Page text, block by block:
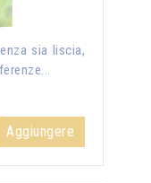
sia liscia,
Aggiungere